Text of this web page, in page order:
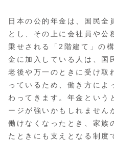
日本の公的年金は、国民全
とし、その上に会社員や公
乗せされる「2階建て」の
金に加入している人は、国
老後や万一のときに受け取
っているため、働き方によ
わってきます。年金という
ージが強いかもしれません
働けなくなったとき、家族
たときにも支えとなる制度